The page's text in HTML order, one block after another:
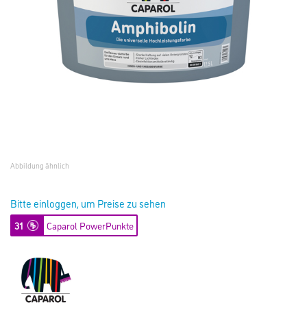
Abbildung ähnlich
Bitte einloggen, um Preise zu sehen
31 Caparol PowerPunkte